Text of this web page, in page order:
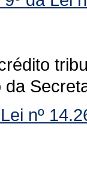
nº